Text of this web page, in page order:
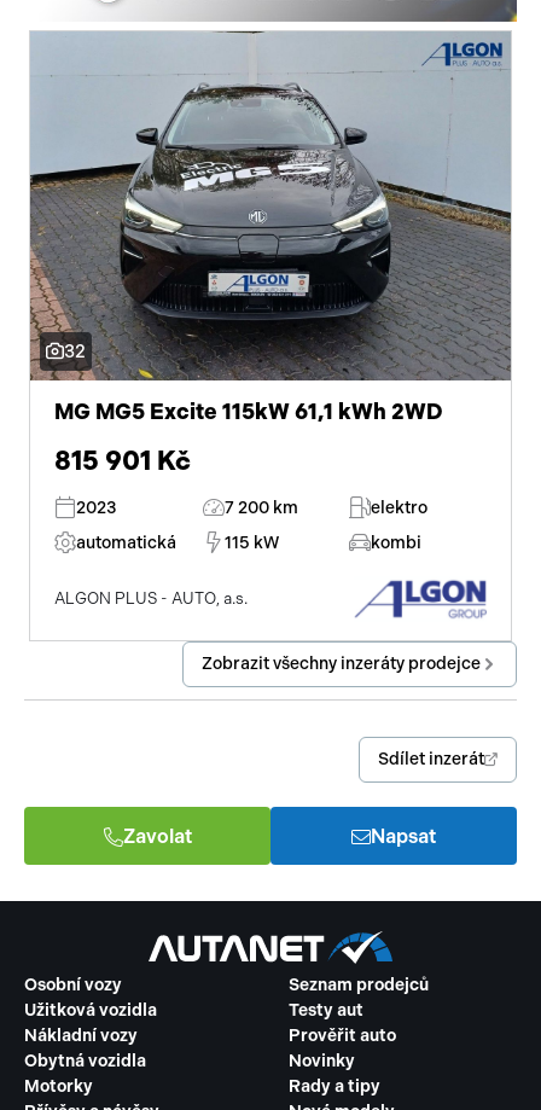
32
MG MG5 Excite 115kW 61,1 kWh 2WD
815 901 Kč
2023 7 200 km
elektro
automatická
115 kW kombi
ALGON PLUS - AUTO, a.s.
Zobrazit všechny inzeráty prodejce
Sdílet inzerát
Zavolat Napsat
Osobní vozy
Užitková vozidla
Nákladní vozy
Obytná vozidla
Motorky
Seznam prodejců
Testy aut
Prověřit auto
Novinky
Rady a tipy